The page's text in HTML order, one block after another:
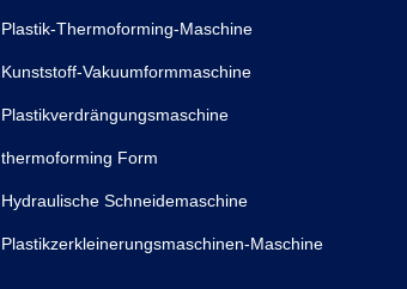
Plastik-Thermoforming-Maschine
Kunststoff-Vakuumformmaschine
Plastikverdrängungsmaschine
thermoforming Form
Hydraulische Schneidemaschine
Plastikzerkleinerungsmaschinen-Maschine